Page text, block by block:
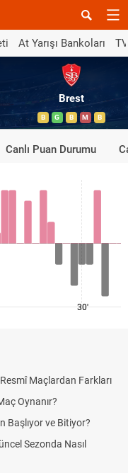
At Yarışı Bankoları
Brest
B G B M B
Canlı Puan Durumu
30'
Resmî Maçlardan Farkları
Oynanır?
Başlıyor ve Bitiyor?
Sezonda Nasıl